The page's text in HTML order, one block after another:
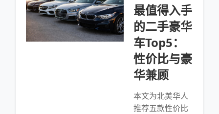
最值得入手
的二手豪华
车Top5：
性价比与豪
华兼顾
本文为北美华人
推荐五款性价比